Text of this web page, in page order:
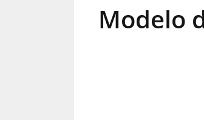
Modelo